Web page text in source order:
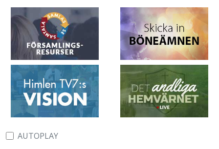
AUTOPLAY